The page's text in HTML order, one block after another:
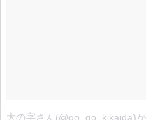
大の字さん(@go_go_kikaida)